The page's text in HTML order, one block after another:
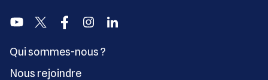
YoutubeTwitter FacebookInstagramLinkedin
Qui sommes-nous ?
Nous rejoindre